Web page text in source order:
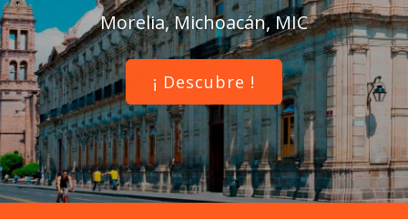
Morelia, Michoacán, MIC
¡ Descubre !